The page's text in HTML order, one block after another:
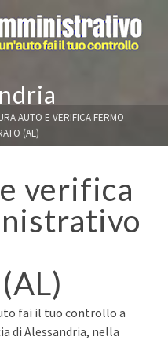
AUTO E VERIFICA FERMO
(AL)
verifica
fai il tuo controllo a
di Alessandria, nella